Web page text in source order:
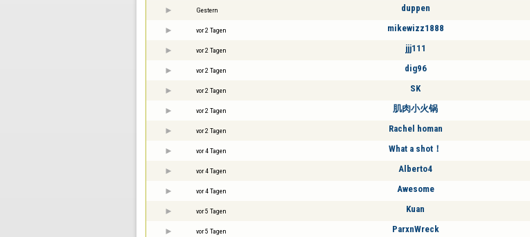
Gestern duppen
vor 2 Tagen mikewizz1888
vor 2 Tagen jjj111
vor 2 Tagen dig96
vor 2 Tagen SK
vor 2 Tagen 肌肉小火锅
vor 2 Tagen Rachel homan
vor 4 Tagen What a shot！
vor 4 Tagen Alberto4
vor 4 Tagen Awesome
vor 5 Tagen Kuan
vor 5 Tagen ParxnWreck